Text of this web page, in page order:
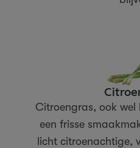
Citroengras, ook wel
een frisse
licht citroenachtige,